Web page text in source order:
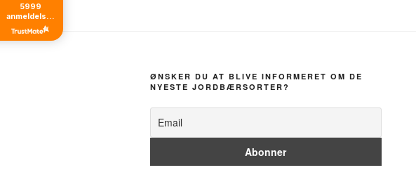
ØNSKER DU AT BLIVE INFORMERET OM DE
NYESTE JORDBÆRSORTER?
5999
anmeldelser
fra alle tider